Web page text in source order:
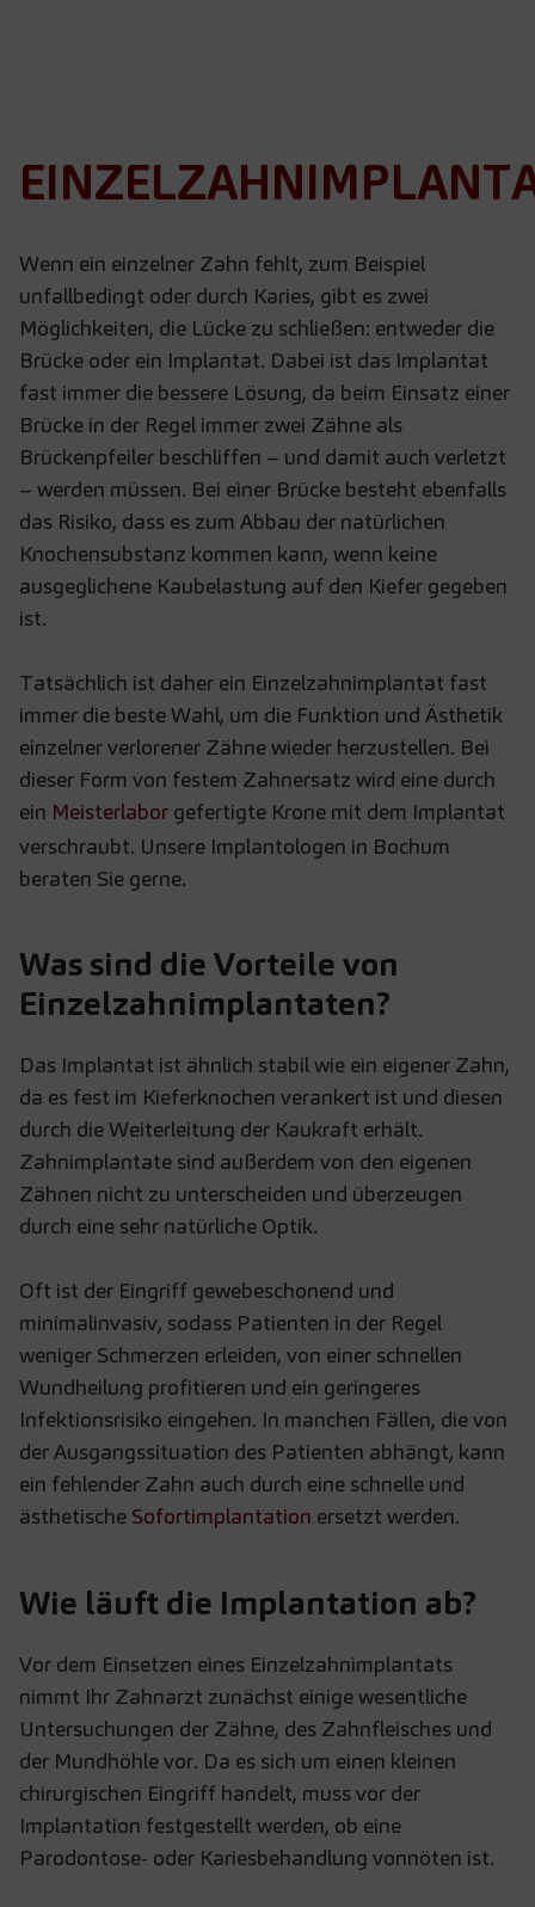
Wenn ein einzelner Zahn fehlt, zum Beispiel
unfallbedingt oder durch Karies, gibt es zwei
Möglichkeiten, die Lücke zu schließen: entweder die
Brücke oder ein Implantat. Dabei ist das Implantat
fast immer die bessere Lösung, da beim Einsatz einer
Brücke in der Regel immer zwei Zähne als
Brückenpfeiler beschliffen – und damit auch verletzt
– werden müssen. Bei einer Brücke besteht ebenfalls
das Risiko, dass es zum Abbau der natürlichen
Knochensubstanz kommen kann, wenn keine
ausgeglichene Kaubelastung auf den Kiefer gegeben
ist.
Tatsächlich ist daher ein Einzelzahnimplantat fast
immer die beste Wahl, um die Funktion und Ästhetik
einzelner verlorener Zähne wieder herzustellen. Bei
dieser Form von festem Zahnersatz wird eine durch
ein Meisterlabor gefertigte Krone mit dem Implantat
verschraubt. Unsere Implantologen in Bochum
beraten Sie gerne.
Was sind die Vorteile von
Einzelzahnimplantaten?
Das Implantat ist ähnlich stabil wie ein eigener Zahn,
da es fest im Kieferknochen verankert ist und diesen
durch die Weiterleitung der Kaukraft erhält.
Zahnimplantate sind außerdem von den eigenen
Zähnen nicht zu unterscheiden und überzeugen
durch eine sehr natürliche Optik.
Oft ist der Eingriff gewebeschonend und
minimalinvasiv, sodass Patienten in der Regel
weniger Schmerzen erleiden, von einer schnellen
Wundheilung profitieren und ein geringeres
Infektionsrisiko eingehen. In manchen Fällen, die von
der Ausgangssituation des Patienten abhängt, kann
ein fehlender Zahn auch durch eine schnelle und
ästhetische Sofortimplantation ersetzt werden.
Wie läuft die Implantation ab?
Vor dem Einsetzen eines Einzelzahnimplantats
nimmt Ihr Zahnarzt zunächst einige wesentliche
Untersuchungen der Zähne, des Zahnfleisches und
der Mundhöhle vor. Da es sich um einen kleinen
chirurgischen Eingriff handelt, muss vor der
Implantation festgestellt werden, ob eine
Parodontose- oder Kariesbehandlung vonnöten ist.